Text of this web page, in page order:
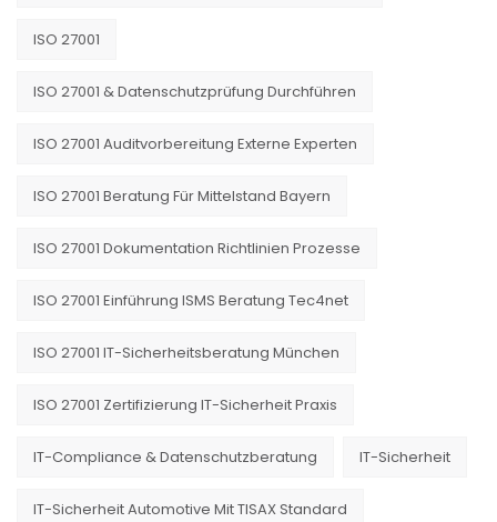
ISO 27001
ISO 27001 & Datenschutzprüfung Durchführen
ISO 27001 Auditvorbereitung Externe Experten
ISO 27001 Beratung Für Mittelstand Bayern
ISO 27001 Dokumentation Richtlinien Prozesse
ISO 27001 Einführung ISMS Beratung Tec4net
ISO 27001 IT-Sicherheitsberatung München
ISO 27001 Zertifizierung IT-Sicherheit Praxis
IT-Compliance & Datenschutzberatung IT-Sicherheit
IT-Sicherheit Automotive Mit TISAX Standard